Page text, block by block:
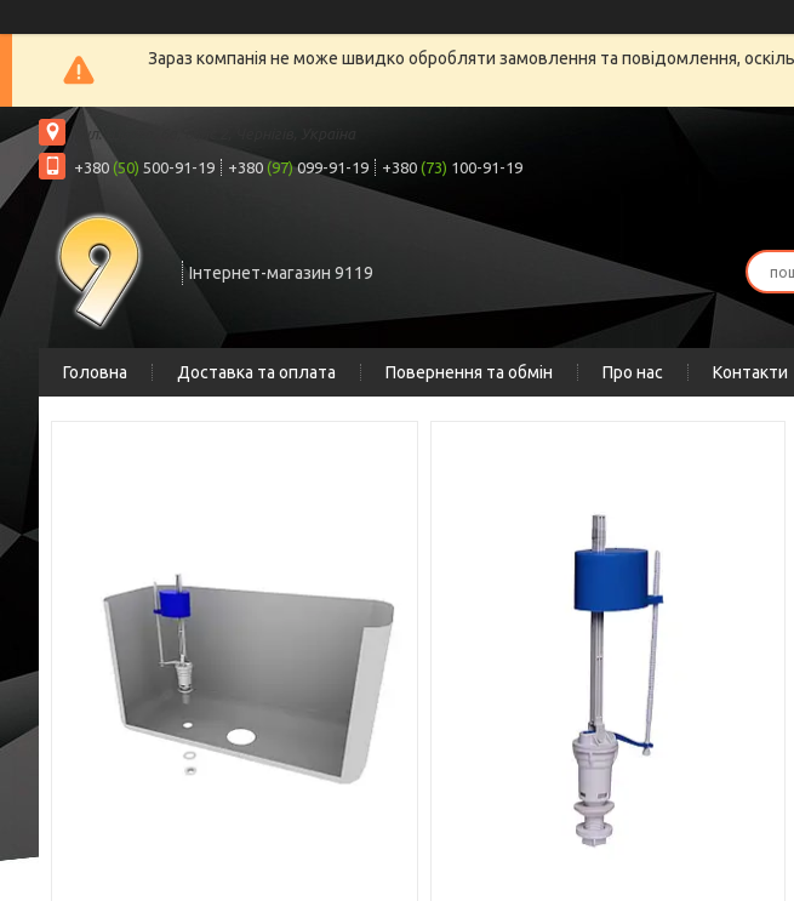
Зараз компанія не може швидко обробляти замовлення та повідомлення,
вул. Шрага, 6а, офіс 2, Чернігів, Україна
+380 (50) 500-91-19 +380 (97)099-91-19 +380 (73) 100-91-19
Інтернет-магазин 9119
Головна Доставка та оплата Повернення та обмін Про нас Контакти